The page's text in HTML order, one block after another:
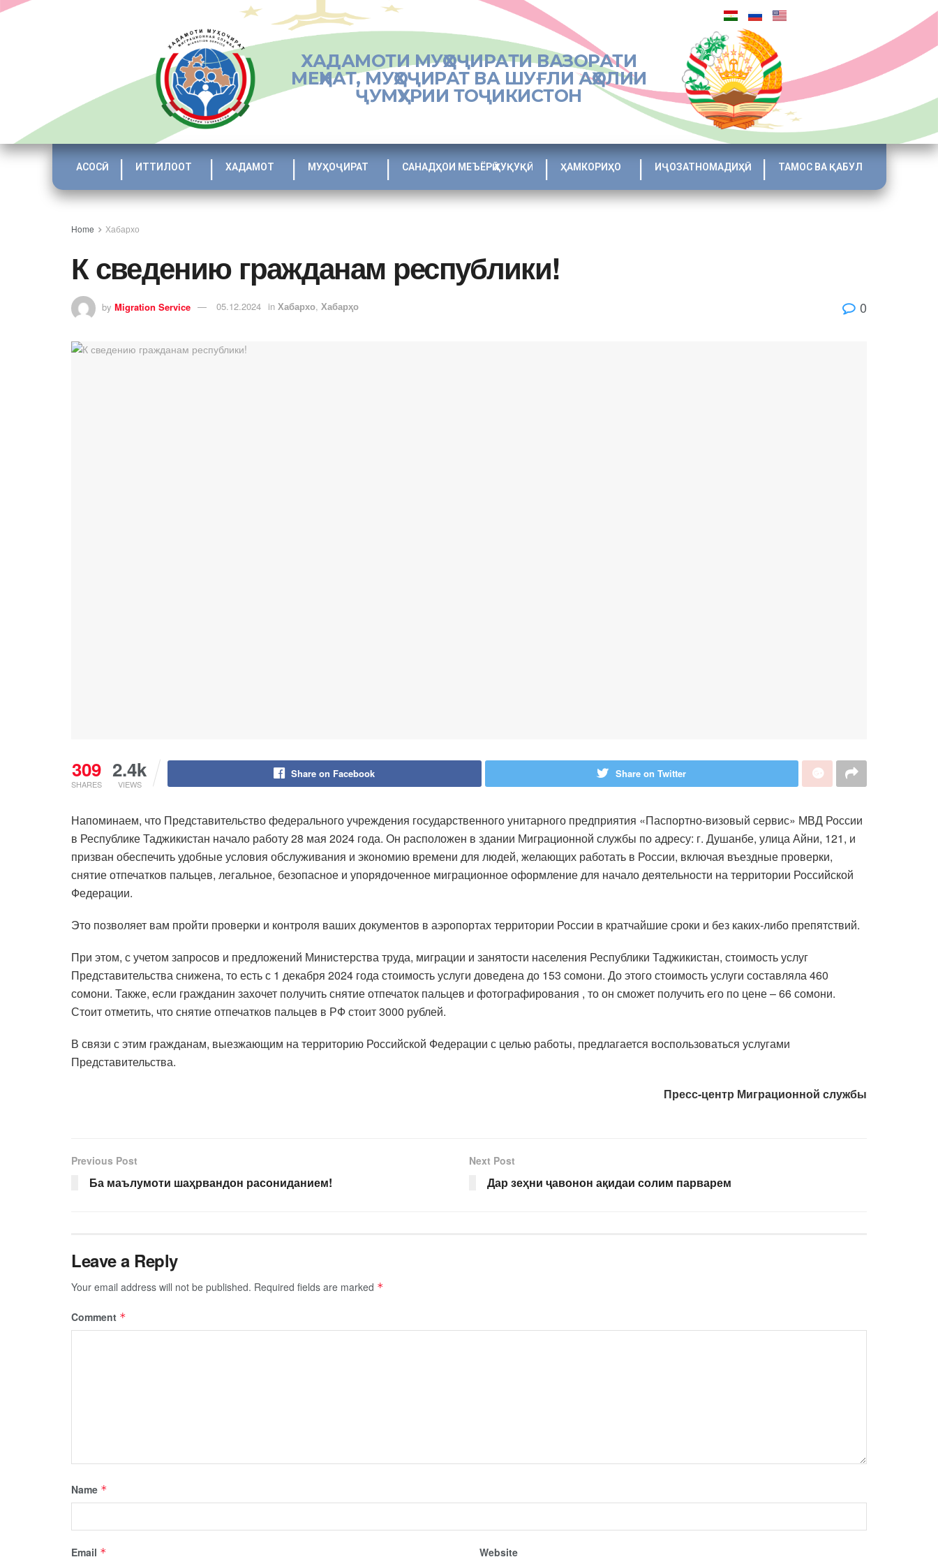
ХАДАМОТИ МУҲОҶИРАТИ ВАЗОРАТИ
МЕҲНАТ, МУҲОҶИРАТ ВА ШУҒЛИ АҲОЛИИ
ҶУМҲУРИИ ТОҶИКИСТОН
АСОСӢ ИТТИЛООТ ХАДАМОТ МУҲОҶИРАТ САНАДҲОИ МЕЪЁРӢ ҲУҚУҚӢ ҲАМКОРИҲО ИҶОЗАТНОМАДИҲӢ ТАМОС ВА ҚАБУЛ
Home Хабархо
К сведению гражданам республики!
by Migration Service 05.12.2024 in Хабархо, Хабарҳо 0
309
SHARES
2.4k
VIEWS
Share on Facebook Share on Twitter
Напоминаем, что Представительство федерального учреждения государственного унитарного предприятия «Паспортно-визовый сервис» МВД России
в Республике Таджикистан начало работу 28 мая 2024 года. Он расположен в здании Миграционной службы по адресу: г. Душанбе, улица Айни, 121, и
призван обеспечить удобные условия обслуживания и экономию времени для людей, желающих работать в России, включая въездные проверки,
снятие отпечатков пальцев, легальное, безопасное и упорядоченное миграционное оформление для начало деятельности на территории Российской
Федерации.
Это позволяет вам пройти проверки и контроля ваших документов в аэропортах территории России в кратчайшие сроки и без каких-либо препятствий.
При этом, с учетом запросов и предложений Министерства труда, миграции и занятости населения Республики Таджикистан, стоимость услуг
Представительства снижена, то есть с 1 декабря 2024 года стоимость услуги доведена до 153 сомони. До этого стоимость услуги составляла 460
сомони. Также, если гражданин захочет получить снятие отпечаток пальцев и фотографирования , то он сможет получить его по цене – 66 сомони.
Стоит отметить, что снятие отпечатков пальцев в РФ стоит 3000 рублей.
В связи с этим гражданам, выезжающим на территорию Российской Федерации с целью работы, предлагается воспользоваться услугами
Представительства.
Пресс-центр Миграционной службы
Previous Post
Ба маълумоти шаҳрвандон расониданием!
Next Post
Дар зеҳни ҷавонон ақидаи солим парварем
Leave a Reply
Your email address will not be published. Required fields are marked *
Comment *
Name *
Email * Website